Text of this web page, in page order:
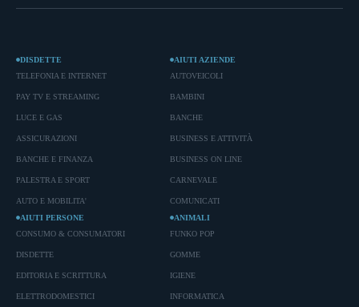
DISDETTE
TELEFONIA E INTERNET
PAY TV E STREAMING
LUCE E GAS
ASSICURAZIONI
BANCHE E FINANZA
PALESTRA E SPORT
AUTO E MOBILITA'
AIUTI AZIENDE
AUTOVEICOLI
BAMBINI
BANCHE
BUSINESS E ATTIVITÀ
BUSINESS ON LINE
CARNEVALE
COMUNICATI
AIUTI PERSONE
CONSUMO & CONSUMATORI
DISDETTE
EDITORIA E SCRITTURA
ELETTRODOMESTICI
ANIMALI
FUNKO POP
GOMME
IGIENE
INFORMATICA